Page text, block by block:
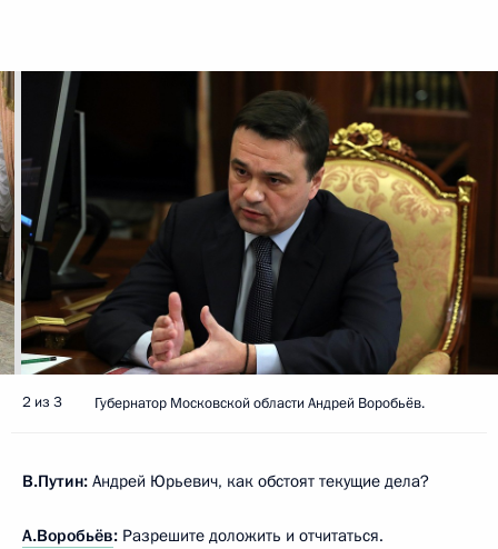
2 из 3 Губернатор Московской области Андрей Воробьёв.
В.Путин: Андрей Юрьевич, как обстоят текущие дела?
А.Воробьёв: Разрешите доложить и отчитаться.